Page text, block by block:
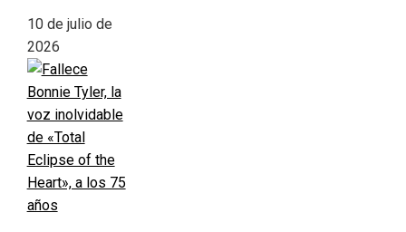
10 de julio de
2026